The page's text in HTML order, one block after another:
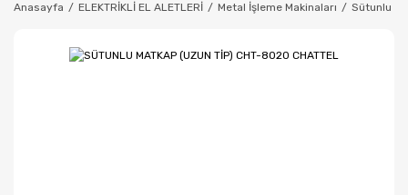
Anasayfa ELEKTRİKLİ EL ALETLERİ Metal İşleme Makinaları Sütunlu